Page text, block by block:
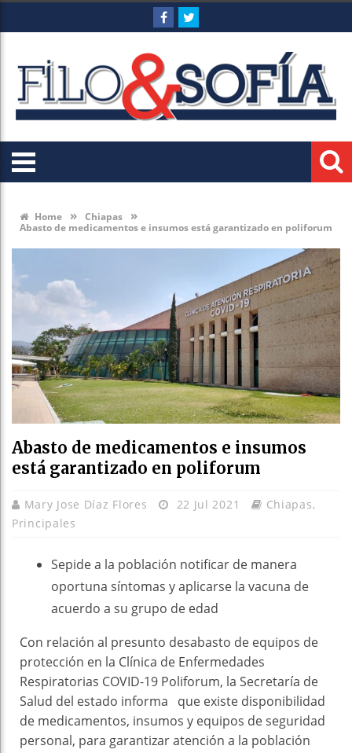
Home » Chiapas »
Abasto de medicamentos e insumos está garantizado en poliforum
Abasto de medicamentos e insumos
está garantizado en poliforum
Mary Jose Díaz Flores 22 Jul 2021 Chiapas,
Principales
Sepide a la población notificar de manera
oportuna síntomas y aplicarse la vacuna de
acuerdo a su grupo de edad
Con relación al presunto desabasto de equipos de
protección en la Clínica de Enfermedades
Respiratorias COVID-19 Poliforum, la Secretaría de
Salud del estado informa que existe disponibilidad
de medicamentos, insumos y equipos de seguridad
personal, para garantizar atención a la población